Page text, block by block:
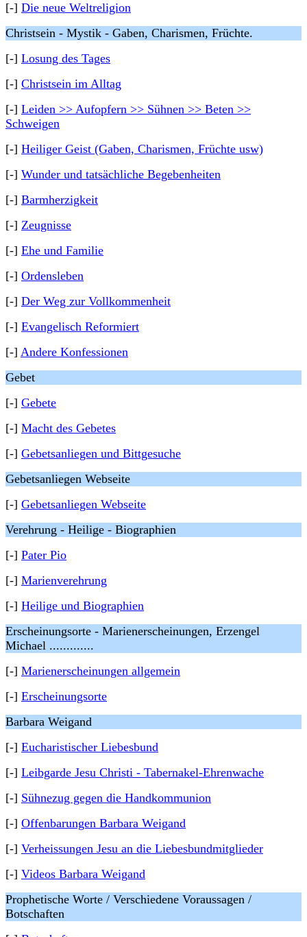
[-] Die neue Weltreligion
Christsein - Mystik - Gaben, Charismen, Früchte.
[-] Losung des Tages
[-] Christsein im Alltag
[-] Leiden >> Aufopfern >> Sühnen >> Beten >>
Schweigen
[-] Heiliger Geist (Gaben, Charismen, Früchte usw)
[-] Wunder und tatsächliche Begebenheiten
[-] Barmherzigkeit
[-] Zeugnisse
[-] Ehe und Familie
[-] Ordensleben
[-] Der Weg zur Vollkommenheit
[-] Evangelisch Reformiert
[-] Andere Konfessionen
Gebet
[-] Gebete
[-] Macht des Gebetes
[-] Gebetsanliegen und Bittgesuche
Gebetsanliegen Webseite
[-] Gebetsanliegen Webseite
Verehrung - Heilige - Biographien
[-] Pater Pio
[-] Marienverehrung
[-] Heilige und Biographien
Erscheinungsorte - Marienerscheinungen, Erzengel
Michael .............
[-] Marienerscheinungen allgemein
[-] Erscheinungsorte
Barbara Weigand
[-] Eucharistischer Liebesbund
[-] Leibgarde Jesu Christi - Tabernakel-Ehrenwache
[-] Sühnezug gegen die Handkommunion
[-] Offenbarungen Barbara Weigand
[-] Verheissungen Jesu an die Liebesbundmitglieder
[-] Videos Barbara Weigand
Prophetische Worte / Verschiedene Voraussagen /
Botschaften